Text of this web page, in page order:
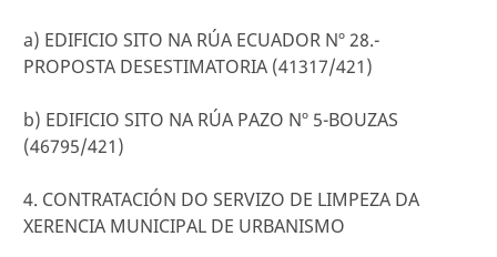
a) EDIFICIO SITO NA RÚA ECUADOR Nº 28.-
PROPOSTA DESESTIMATORIA (41317/421)
b) EDIFICIO SITO NA RÚA PAZO Nº 5-BOUZAS
(46795/421)
4. CONTRATACIÓN DO SERVIZO DE LIMPEZA DA
XERENCIA MUNICIPAL DE URBANISMO